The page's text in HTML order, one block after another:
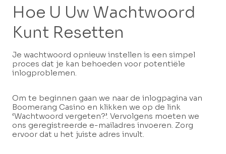
Hoe U Uw Wachtwoord
Kunt Resetten
Je wachtwoord opnieuw instellen is een simpel
proces dat je kan behoeden voor potentiële
inlogproblemen.
Om te beginnen gaan we naar de inlogpagina van
Boomerang Casino en klikken we op de link
‘Wachtwoord vergeten?’. Vervolgens moeten we
ons geregistreerde e-mailadres invoeren. Zorg
ervoor dat u het juiste adres invult.